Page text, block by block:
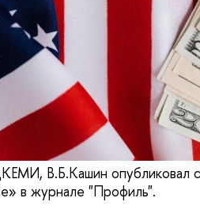
В.Б.Кашин опубликовал
в журнале "Профиль".